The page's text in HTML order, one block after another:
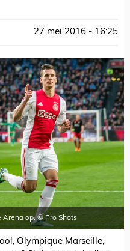
27 mei 2016 - 16:25
Arena op. © Pro Shots
Olympique Marseille,